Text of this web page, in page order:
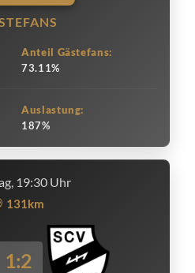
Anteil Gästefans:
73.11%
Auslastung:
187%
19:30 Uhr
131km
1:2